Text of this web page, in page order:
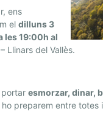
ens
eldilluns 3
les 19:00h al
– Llinars del Vallès.
portaresmorzar, dinar,
ho preparem entre totes